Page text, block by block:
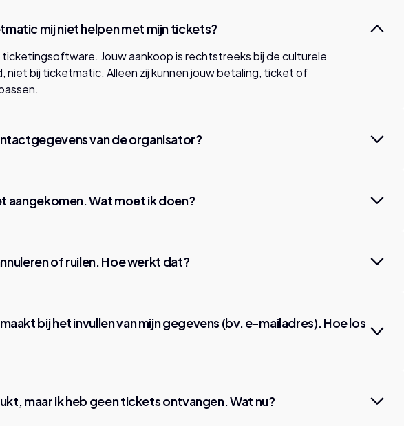
mij niet helpen met mijn tickets?
ticketingsoftware. Jouw aankoop is rechtstreeks bij de culturele
niet bij ticketmatic. Alleen zij kunnen jouw betaling, ticket of
van de organisator?
aangekomen. Wat moet ik doen?
of ruilen. Hoe werkt dat?
bij het invullen van mijn gegevens (bv. e-mailadres). Hoe los
maar ik heb geen tickets ontvangen. Wat nu?